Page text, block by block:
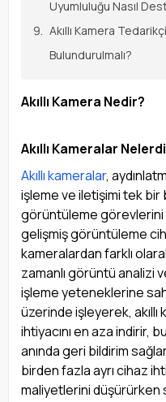
Uyumluluğu Nasıl
Akıllı Kamera
Bulundurulmalı?
Akıllı Kamera Nedir?
Akıllı Kameralar
Akıllı kameralar,
işleme ve iletişimi tek
görüntüleme görevlerini
gelişmiş görüntüleme
kameralardan farklı
zamanlı görüntü analizi
işleme yeteneklerine
üzerinde işleyerek, akıllı
ihtiyacını en aza indirir,
anında geri bildirim
birden fazla ayrı cihaz
maliyetlerini düşürürken